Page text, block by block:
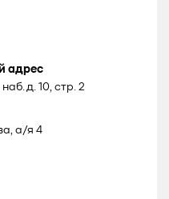
адрес
д. 10, стр. 2
а/я 4